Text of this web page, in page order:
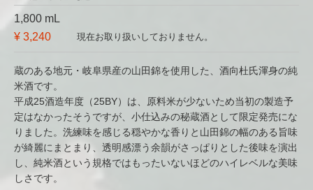
1,800 mL
¥ 3,240
現在お取り扱いしておりません。
蔵のある地元・岐阜県産の山田錦を使用した、酒向杜氏渾身の純
米酒です。
平成25酒造年度（25BY）は、原料米が少ないため当初の製造予
定はなかったそうですが、小仕込みの秘蔵酒として限定発売にな
りました。洗練味を感じる穏やかな香りと山田錦の幅のある旨味
が綺麗にまとまり、透明感漂う余韻がさっぱりとした後味を演出
し、純米酒という規格ではもったいないほどのハイレベルな美味
しさです。